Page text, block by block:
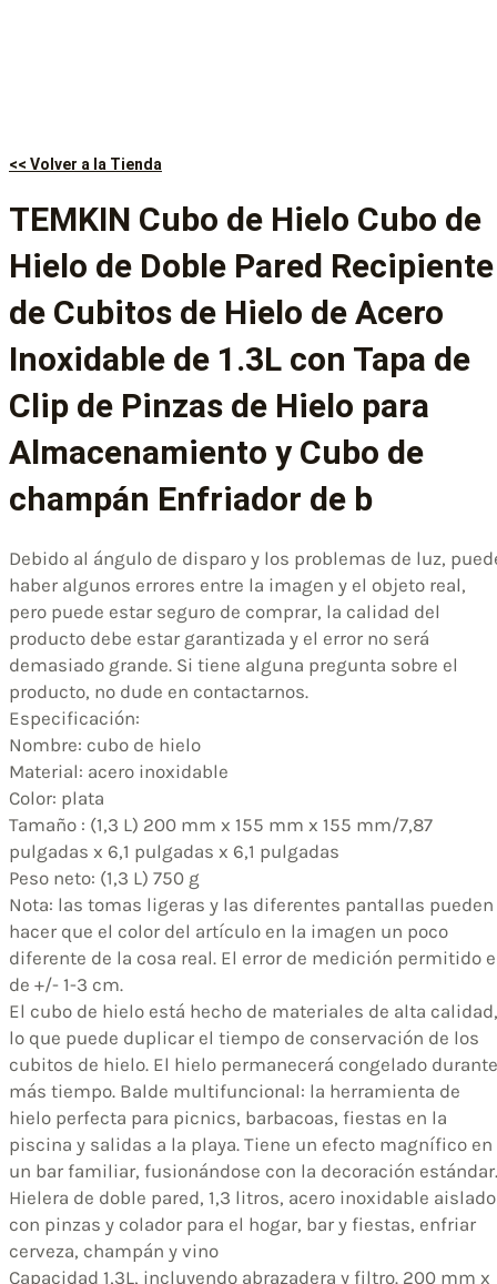
<< Volver a la Tienda
TEMKIN Cubo de Hielo Cubo de
Hielo de Doble Pared Recipiente
de Cubitos de Hielo de Acero
Inoxidable de 1.3L con Tapa de
Clip de Pinzas de Hielo para
Almacenamiento y Cubo de
champán Enfriador de b
Debido al ángulo de disparo y los problemas de luz,
haber algunos errores entre la imagen y el objeto real,
pero puede estar seguro de comprar, la calidad del
producto debe estar garantizada y el error no será
demasiado grande. Si tiene alguna pregunta sobre el
producto, no dude en contactarnos.
Especificación:
Nombre: cubo de hielo
Material: acero inoxidable
Color: plata
Tamaño : (1,3 L) 200 mm x 155 mm x 155 mm/7,87
pulgadas x 6,1 pulgadas x 6,1 pulgadas
Peso neto: (1,3 L) 750 g
Nota: las tomas ligeras y las diferentes pantallas pueden
hacer que el color del artículo en la imagen un poco
diferente de la cosa real. El error de medición permitido
de +/- 1-3 cm.
El cubo de hielo está hecho de materiales de alta calidad,
lo que puede duplicar el tiempo de conservación de los
cubitos de hielo. El hielo permanecerá congelado durante
más tiempo. Balde multifuncional: la herramienta de
hielo perfecta para picnics, barbacoas, fiestas en la
piscina y salidas a la playa. Tiene un efecto magnífico en
un bar familiar, fusionándose con la decoración estándar.
Hielera de doble pared, 1,3 litros, acero inoxidable aislado
con pinzas y colador para el hogar, bar y fiestas, enfriar
cerveza, champán y vino
Capacidad 1,3L, incluyendo abrazadera y filtro. 200 mm x